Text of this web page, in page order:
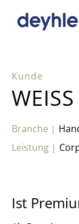
Inhalt
springen
WEISS
Ist